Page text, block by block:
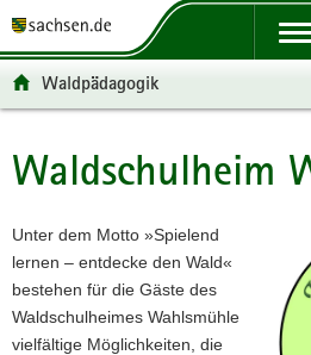
t
ü
e
r
g
r
e
t
n
v
i
g
a
t
p
n
a
l
t
t
-
e
r
e
i
c
Waldpädagogik
Hauptinhalt
Waldschulheim
Unter dem Motto »Spielend
lernen – entdecke den Wald«
bestehen für die Gäste des
Waldschulheimes Wahlsmühle
vielfältige Möglichkeiten, die